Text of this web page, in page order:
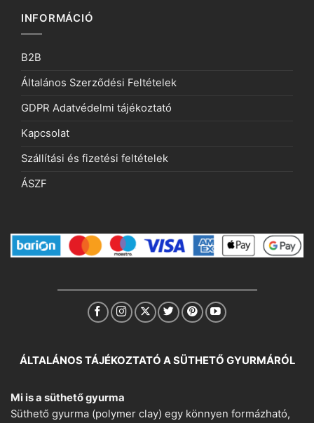
INFORMÁCIÓ
B2B
Általános Szerződési Feltételek
GDPR Adatvédelmi tájékoztató
Kapcsolat
Szállítási és fizetési feltételek
ÁSZF
ÁLTALÁNOS TÁJÉKOZTATÓ A SÜTHETŐ GYURMÁRÓL
Mi is a süthető gyurma
Süthető gyurma (polymer clay) egy könnyen formázható,